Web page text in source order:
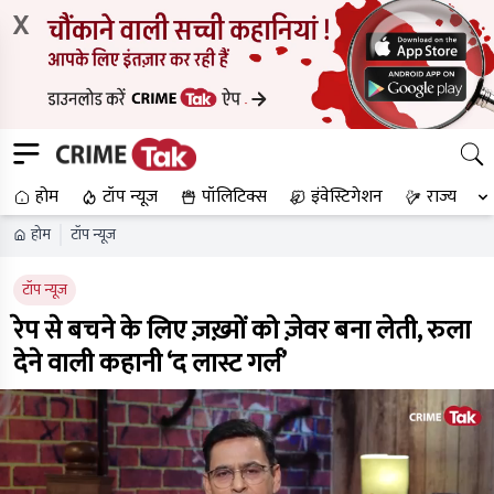
X
होम टॉप न्यूज पॉलिटिक्स इंवेस्टिगेशन राज्य
होम टॉप न्यूज
टॉप न्यूज
रेप से बचने के लिए ज़ख़्मों को ज़ेवर बना लेती, रुला
देने वाली कहानी ‘द लास्ट गर्ल’